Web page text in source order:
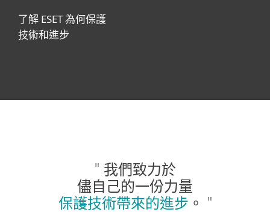
了解 ESET 為何保護
技術和進步
" 我們致力於
儘自己的一份力量
保護技術帶來的進步 。 "